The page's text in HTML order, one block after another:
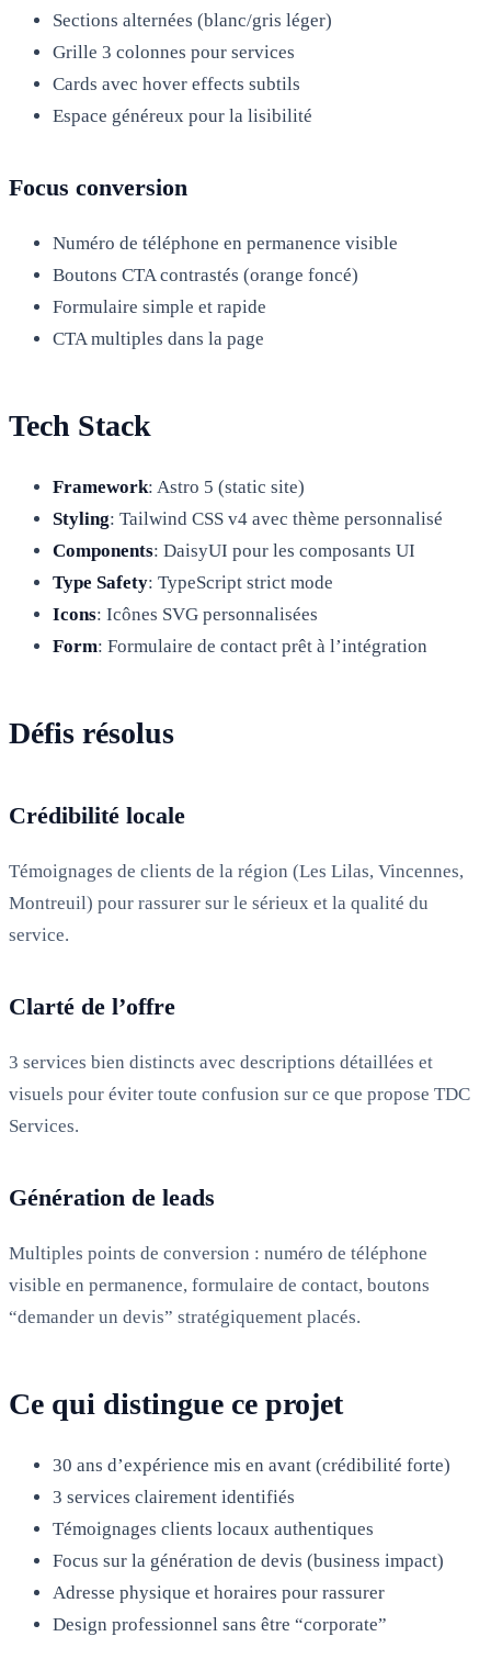
Sections alternées (blanc/gris léger)
Grille 3 colonnes pour services
Cards avec hover effects subtils
Espace généreux pour la lisibilité
Focus conversion
Numéro de téléphone en permanence visible
Boutons CTA contrastés (orange foncé)
Formulaire simple et rapide
CTA multiples dans la page
Tech Stack
Framework: Astro 5 (static site)
Styling: Tailwind CSS v4 avec thème personnalisé
Components: DaisyUI pour les composants UI
Type Safety: TypeScript strict mode
Icons: Icônes SVG personnalisées
Form: Formulaire de contact prêt à l’intégration
Défis résolus
Crédibilité locale
Témoignages de clients de la région (Les Lilas, Vincennes,
Montreuil) pour rassurer sur le sérieux et la qualité du
service.
Clarté de l’offre
3 services bien distincts avec descriptions détaillées et
visuels pour éviter toute confusion sur ce que propose TDC
Services.
Génération de leads
Multiples points de conversion : numéro de téléphone
visible en permanence, formulaire de contact, boutons
“demander un devis” stratégiquement placés.
Ce qui distingue ce projet
30 ans d’expérience mis en avant (crédibilité forte)
3 services clairement identifiés
Témoignages clients locaux authentiques
Focus sur la génération de devis (business impact)
Adresse physique et horaires pour rassurer
Design professionnel sans être “corporate”